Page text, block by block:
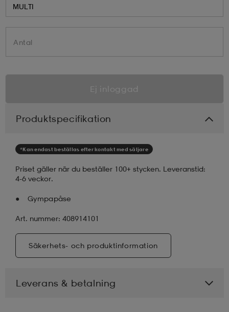
MULTI
Antal
Ej inloggad
Produktspecifikation
*Kan endast beställas efter kontakt med säljare
Priset gäller när du beställer 100+ stycken. Leveranstid:
4-6 veckor.
Gympapåse
Art. nummer: 408914101
Säkerhets- och produktinformation
Leverans & betalning